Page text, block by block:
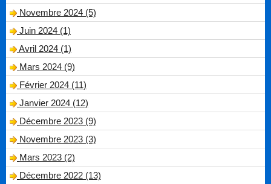
Novembre 2024 (5)
Juin 2024 (1)
Avril 2024 (1)
Mars 2024 (9)
Février 2024 (11)
Janvier 2024 (12)
Décembre 2023 (9)
Novembre 2023 (3)
Mars 2023 (2)
Décembre 2022 (13)